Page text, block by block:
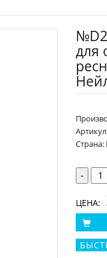
для
-
ЦЕНА: